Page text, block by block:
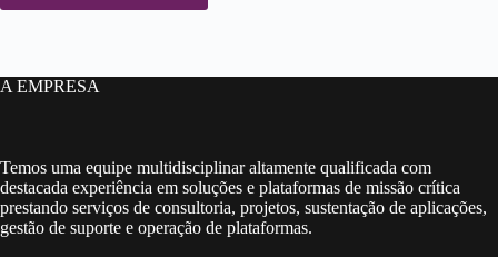
A EMPRESA
Temos uma equipe multidisciplinar altamente qualificada com
destacada experiência em soluções e plataformas de missão crítica
prestando serviços de consultoria, projetos, sustentação de aplicações,
gestão de suporte e operação de plataformas.